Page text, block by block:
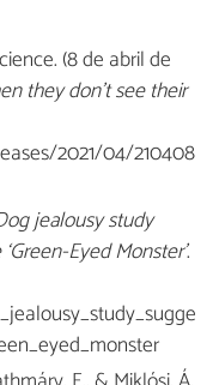
(8 de abril de
they don't see their
2021/04/210408
jealousy study
Eyed Monster’.